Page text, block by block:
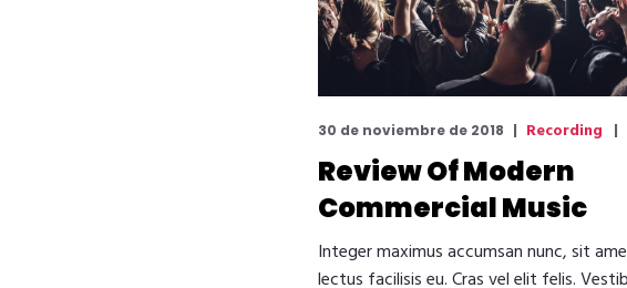
30 de noviembre de 2018 Recording
Review Of Modern
Commercial Music
Integer maximus accumsan nunc, sit
lectus facilisis eu. Cras vel elit felis.